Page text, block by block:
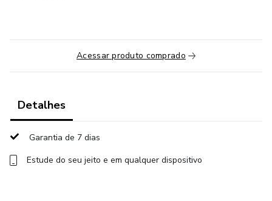
Acessar produto comprado
Detalhes
Garantia de 7 dias
Estude do seu jeito e em qualquer dispositivo